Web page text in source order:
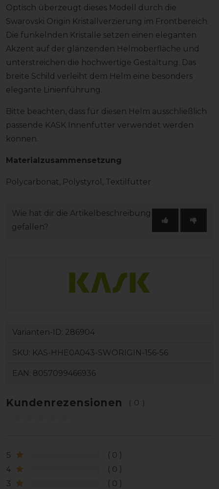
Optisch überzeugt dieses Modell durch die
Swarovski Origin Kristallverzierung im Frontbereich.
Die funkelnden Kristalle setzen einen eleganten
Akzent auf der glänzenden Helmoberfläche und
unterstreichen die hochwertige Gestaltung. Das
breite Schild verleiht dem Helm eine besonders
elegante Linienführung.
Bitte beachten, dass für diesen Helm ausschließlich
passende KASK Innenfutter verwendet werden
können.
Materialzusammensetzung
Polycarbonat, Polystyrol, Textilfutter
Wie hat dir die Artikelbeschreibung
gefallen?
Varianten-ID: 286904
SKU: KAS-HHE0A043-SWORIGIN-156-56
EAN: 8057099466936
Kundenrezensionen (0)
5
0
4
0
3
0